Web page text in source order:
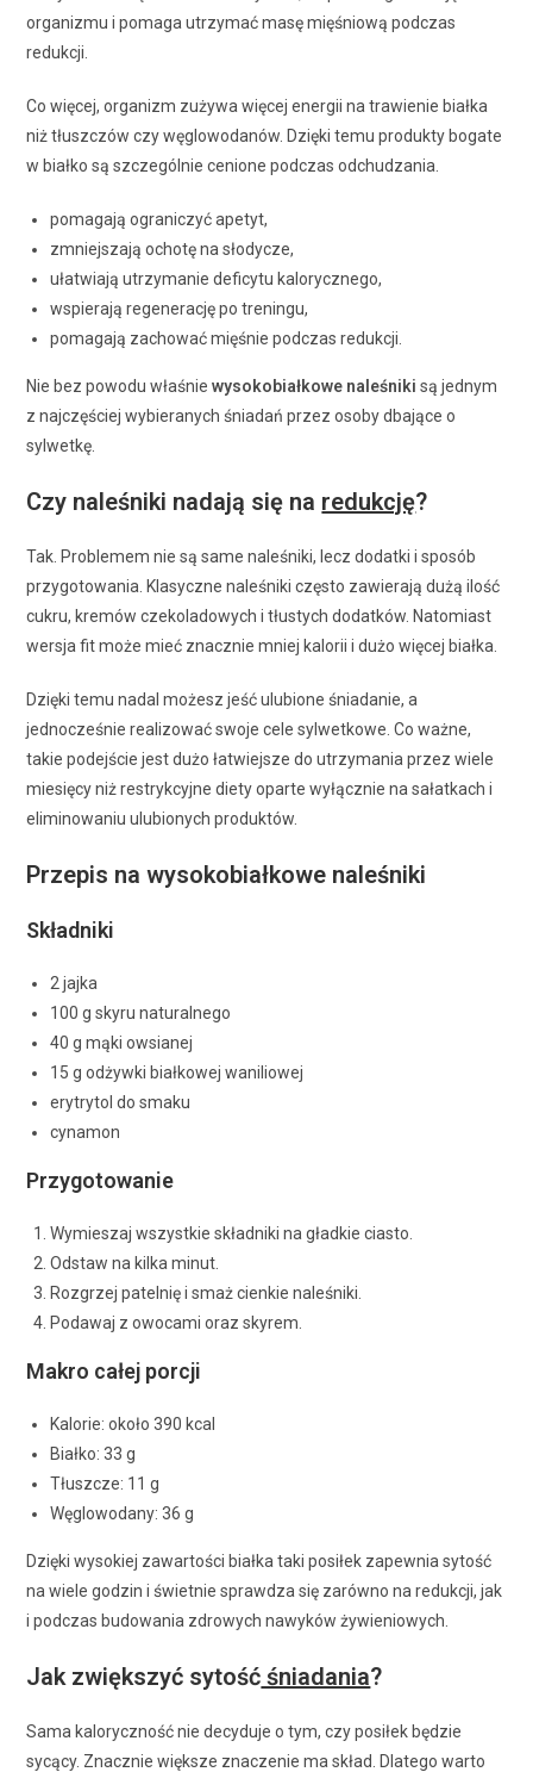
organizmu i pomaga utrzymać masę mięśniową podczas
redukcji.
Co więcej, organizm zużywa więcej energii na trawienie białka
niż tłuszczów czy węglowodanów. Dzięki temu produkty bogate
w białko są szczególnie cenione podczas odchudzania.
pomagają ograniczyć apetyt,
zmniejszają ochotę na słodycze,
ułatwiają utrzymanie deficytu kalorycznego,
wspierają regenerację po treningu,
pomagają zachować mięśnie podczas redukcji.
Nie bez powodu właśniewysokobiałkowe naleśniki są jednym
z najczęściej wybieranych śniadań przez osoby dbające o
sylwetkę.
Czy naleśniki nadają się na redukcję?
Tak. Problemem nie są same naleśniki, lecz dodatki i sposób
przygotowania. Klasyczne naleśniki często zawierają dużą ilość
cukru, kremów czekoladowych i tłustych dodatków. Natomiast
wersja fit może mieć znacznie mniej kalorii i dużo więcej białka.
Dzięki temu nadal możesz jeść ulubione śniadanie, a
jednocześnie realizować swoje cele sylwetkowe. Co ważne,
takie podejście jest dużo łatwiejsze do utrzymania przez wiele
miesięcy niż restrykcyjne diety oparte wyłącznie na sałatkach i
eliminowaniu ulubionych produktów.
Przepis na wysokobiałkowe naleśniki
Składniki
2 jajka
100 g skyru naturalnego
40 g mąki owsianej
15 g odżywki białkowej waniliowej
erytrytol do smaku
cynamon
Przygotowanie
Wymieszaj wszystkie składniki na gładkie ciasto.
Odstaw na kilka minut.
Rozgrzej patelnię i smaż cienkie naleśniki.
Podawaj z owocami oraz skyrem.
Makro całej porcji
Kalorie: około 390 kcal
Białko: 33 g
Tłuszcze: 11 g
Węglowodany: 36 g
Dzięki wysokiej zawartości białka taki posiłek zapewnia sytość
na wiele godzin i świetnie sprawdza się zarówno na redukcji, jak
i podczas budowania zdrowych nawyków żywieniowych.
Jak zwiększyć sytość śniadania?
Sama kaloryczność nie decyduje o tym, czy posiłek będzie
sycący. Znacznie większe znaczenie ma skład. Dlatego warto